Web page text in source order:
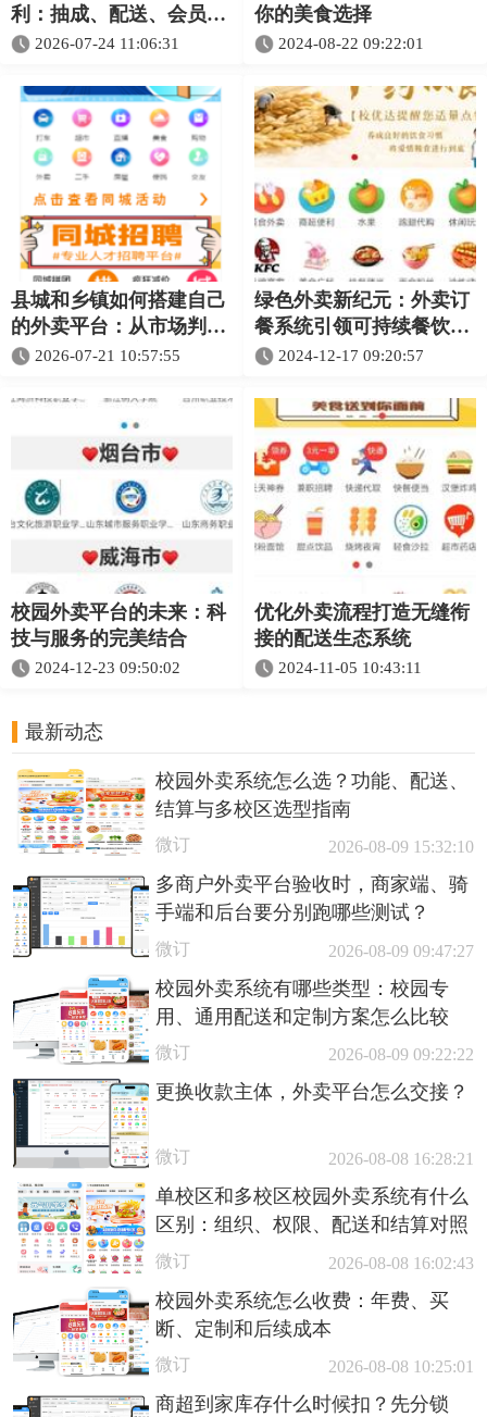
利：抽成、配送、会员和
推广收入怎么理解
2026-07-24 11:06:31
你的美食选择
2024-08-22 09:22:01
县城和乡镇如何搭建自己
的外卖平台：从市场判断
到正式运营的完整指南
2026-07-21 10:57:55
绿色外卖新纪元：外卖订
餐系统引领可持续餐饮消
费 2024-12-17 09:20:57
校园外卖平台的未来：科
技与服务的完美结合
2024-12-23 09:50:02
优化外卖流程打造无缝衔
接的配送生态系统
2024-11-05 10:43:11
最新动态
校园外卖系统怎么选？功能、配送、
结算与多校区选型指南
微订 2026-08-09 15:32:10
多商户外卖平台验收时，商家端、骑
手端和后台要分别跑哪些测试？
微订 2026-08-09 09:47:27
校园外卖系统有哪些类型：校园专
用、通用配送和定制方案怎么比较
微订 2026-08-09 09:22:22
更换收款主体，外卖平台怎么交接？
微订 2026-08-08 16:28:21
单校区和多校区校园外卖系统有什么
区别：组织、权限、配送和结算对照
微订 2026-08-08 16:02:43
校园外卖系统怎么收费：年费、买
断、定制和后续成本
微订 2026-08-08 10:25:01
商超到家库存什么时候扣？先分锁